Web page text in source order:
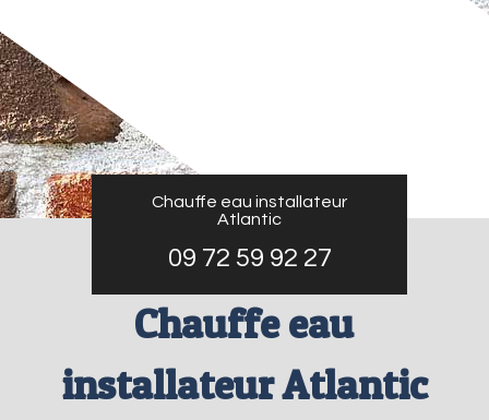
Chauffe eau installateur
Atlantic
09 72 59 92 27
Chauffe eau
installateur Atlantic